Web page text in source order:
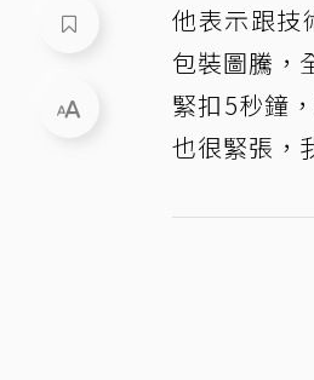
他表示跟技
包裝圖騰，
緊扣5秒鐘
也很緊張，